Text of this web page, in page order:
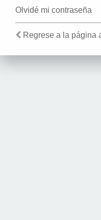
Olvidé mi contraseña
Regrese a la página